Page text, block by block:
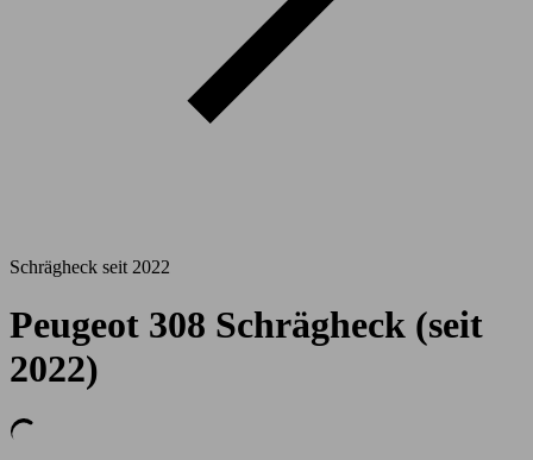
Schrägheck seit 2022
Peugeot 308 Schrägheck (seit
2022)